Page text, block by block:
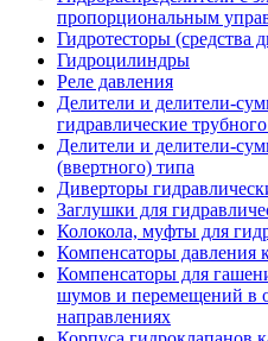
пропорциональным
Гидротесторы (средства
Гидроцилиндры
Реле давления
Делители и делители-
гидравлические
Делители и делители-
(ввертного) типа
Диверторы
Заглушки для
Колокола, муфты для
Компенсаторы давления
Компенсаторы для
шумов и перемещений в
направлениях